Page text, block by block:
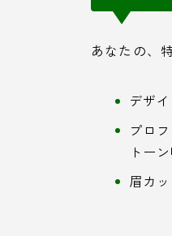
あなたの、
デザ
プロ
トー
眉カ